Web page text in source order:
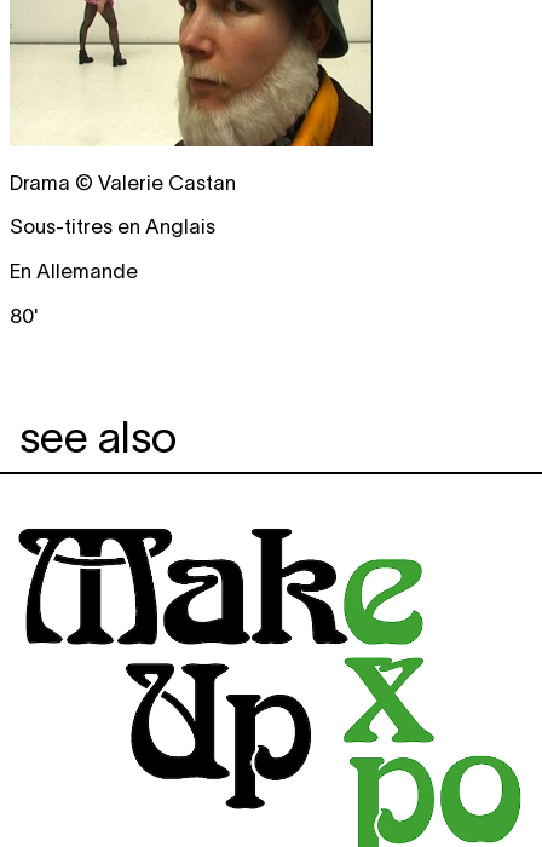
Drama © Valerie Castan
Sous-titres en Anglais
En Allemande
80'
see also